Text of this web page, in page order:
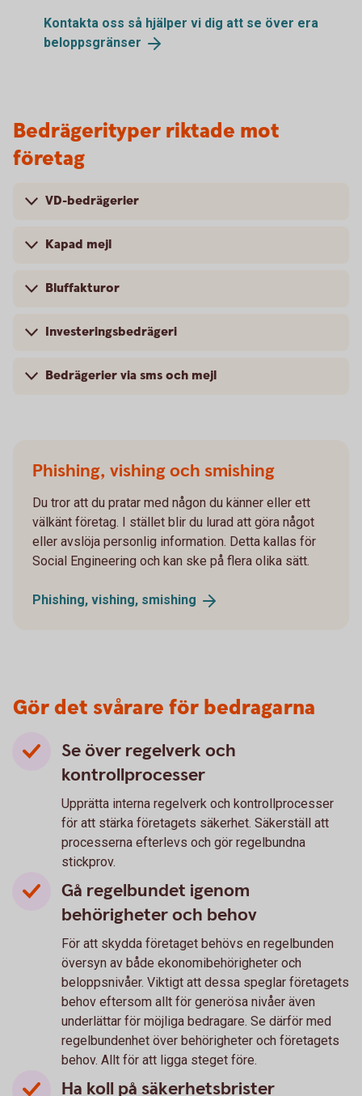
Kontakta oss så hjälper vi dig att se över era
beloppsgränser
Bedrägerityper riktade mot
företag
VD-bedrägerier
Kapad mejl
Bluffakturor
Investeringsbedrägeri
Bedrägerier via sms och mejl
Phishing, vishing och smishing
Du tror att du pratar med någon du känner eller ett
välkänt företag. I stället blir du lurad att göra något
eller avslöja personlig information. Detta kallas för
Social Engineering och kan ske på flera olika sätt.
Phishing, vishing, smishing
Gör det svårare för bedragarna
Se över regelverk och
kontrollprocesser
Upprätta interna regelverk och kontrollprocesser
för att stärka företagets säkerhet. Säkerställ att
processerna efterlevs och gör regelbundna
stickprov.
Gå regelbundet igenom
behörigheter och behov
För att skydda företaget behövs en regelbunden
översyn av både ekonomibehörigheter och
beloppsnivåer. Viktigt att dessa speglar företagets
behov eftersom allt för generösa nivåer även
underlättar för möjliga bedragare. Se därför med
regelbundenhet över behörigheter och företagets
behov. Allt för att ligga steget före.
Ha koll på säkerhetsbrister